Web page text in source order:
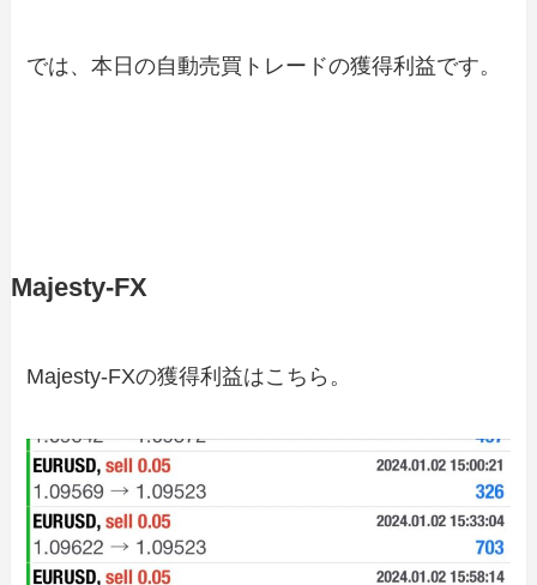
では、本日の自動売買トレードの獲得利益です。
Majesty-FX
Majesty-FXの獲得利益はこちら。